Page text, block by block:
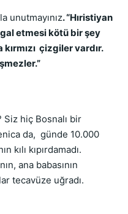
unutmayınız. “Hıristiyan
etmesi kötü bir şey
çizgiler vardır.
hiç Bosnalı bir
da, günde 10.000
kılı kıpırdamadı.
ana babasının
tecavüze uğradı.